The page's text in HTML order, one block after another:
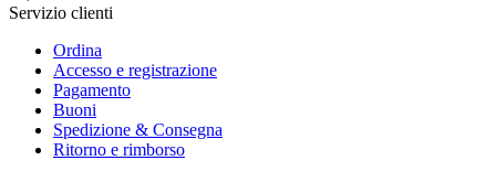
Servizio clienti
Ordina
Accesso e registrazione
Pagamento
Buoni
Spedizione & Consegna
Ritorno e rimborso